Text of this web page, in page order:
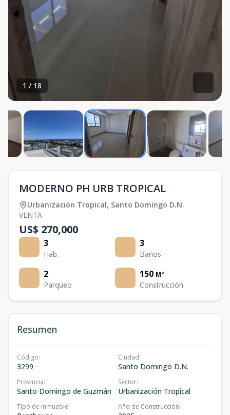
1 / 18
MODERNO PH URB TROPICAL
Urbanización Tropical, Santo Domingo D.N.
VENTA
US$ 270,000
3
Hab.
3
Baños
2
Parqueo
150 M²
Construcción
Resumen
Código:
3299
Ciudad:
Santo Domingo D.N.
Provincia:
Santo Domingo de Guzmán
Sector:
Urbanización Tropical
Tipo de inmueble: Año de Construcción: